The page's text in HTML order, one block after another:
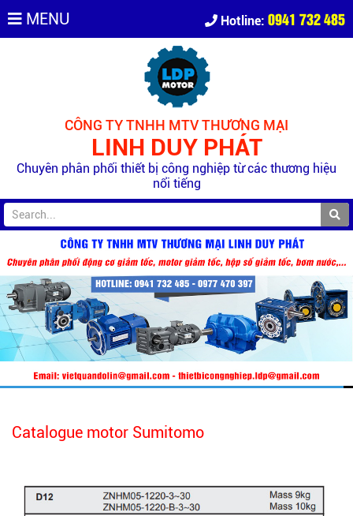
MENU Hotline: 0941 732 485
CÔNG TY TNHH MTV THƯƠNG MẠI
LINH DUY PHÁT
Chuyên phân phối thiết bị công nghiệp từ các thương hiệu
nổi tiếng
Catalogue motor Sumitomo